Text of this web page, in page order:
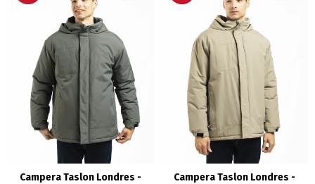
Campera Taslon Londres -
Campera Taslon Londres -